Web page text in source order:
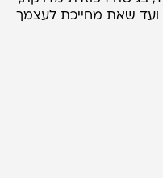
שאת מחייכת לעצמך